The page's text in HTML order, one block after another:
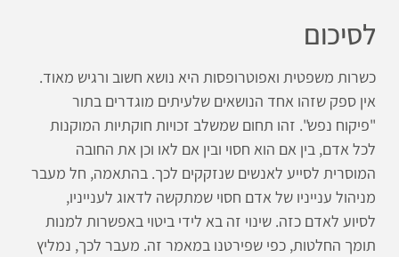
לסיכום
כשרות משפטית ואפוטרופסות היא נושא חשוב ורגיש מאוד.
אין ספק שזהו אחד הנושאים שלעיתים מוגדרים בתור
"פיקוח נפש". זהו תחום שמשלב זכויות חוקתיות המוקנות
לכל אדם, בין אם הוא חסוי ובין אם לאו וכן את החובה
המוסרית לסייע לאנשים שנזקקים לכך. בהתאמה, חל מעבר
מניהול ענייניו של אדם חסוי שמתקשה לדאוג לענייניו,
לסיוע לאדם כזה. שינוי זה בא לידי ביטוי באפשרות למנות
תומך החלטות, כפי שפירטנו במאמר זה. מעבר לכך, נמליץ